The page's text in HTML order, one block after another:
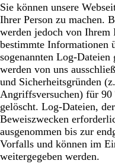
Sie können unsere
Ihrer Person zu machen.
werden jedoch von Ihrem
bestimmte Informationen
sogenannten Log-
werden von uns
und Sicherheitsgründen
Angriffsversuchen) für 90
gelöscht. Log-Dateien,
Beweiszwecken
ausgenommen bis zur
Vorfalls und können im
weitergegeben werden.